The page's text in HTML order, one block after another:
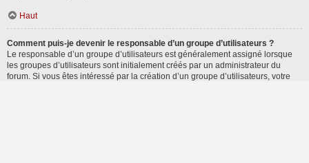
Haut
Comment puis-je devenir le responsable d’un groupe d’utilisateurs ?
Le responsable d’un groupe d’utilisateurs est généralement assigné lorsque
les groupes d’utilisateurs sont initialement créés par un administrateur du
forum. Si vous êtes intéressé par la création d’un groupe d’utilisateurs, votre